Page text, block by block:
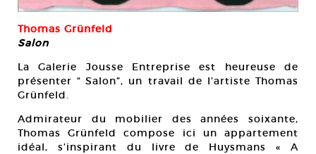
Thomas Grünfeld
Salon
La Galerie Jousse Entreprise est heureuse de
présenter “ Salon”, un travail de l’artiste Thomas
Grünfeld.
Admirateur du mobilier des années soixante,
Thomas Grünfeld compose ici un appartement
idéal, s’inspirant du livre de Huysmans « A